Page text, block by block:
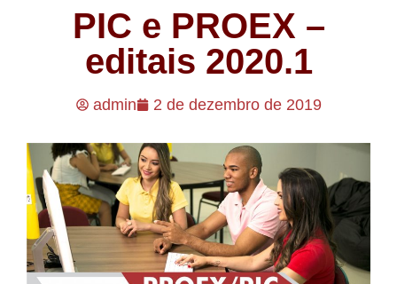
PIC e PROEX –
editais 2020.1
admin 2 de dezembro de 2019